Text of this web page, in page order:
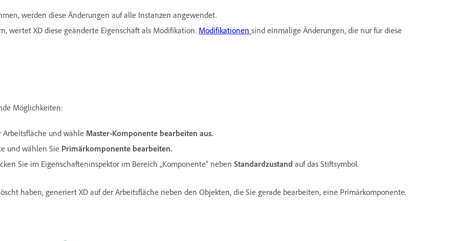
werden diese Änderungen auf alle Instanzen angewendet.
wertet XD diese geänderte Eigenschaft als Modifikation. Modifikationen sind einmalige Änderungen, die nur für diese
Möglichkeiten:
Arbeitsfläche und wähle Master-Komponente bearbeiten aus.
und wählen Sie Primärkomponente bearbeiten.
Sie im Eigenschafteninspektor im Bereich „Komponente“ neben Standardzustand auf das Stiftsymbol.
haben, generiert XD auf der Arbeitsfläche neben den Objekten, die Sie gerade bearbeiten, eine Primärkomponente.